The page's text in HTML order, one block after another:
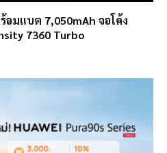
อมแบต 7,050mAh จอโค้ง
7360 Turbo